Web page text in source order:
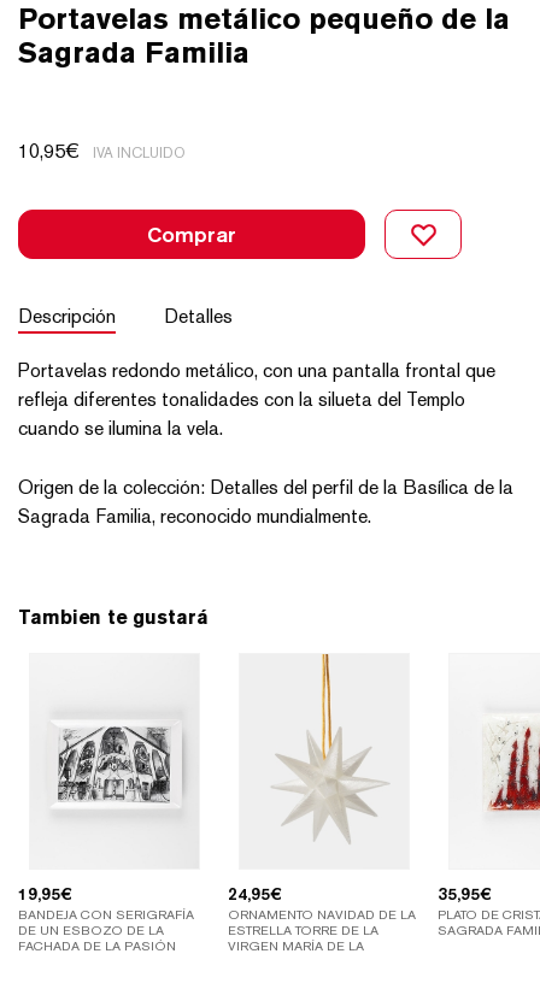
Portavelas metálico pequeño de la
Sagrada Familia
10,95€ IVA INCLUIDO
Comprar
Descripción Detalles
Portavelas redondo metálico, con una pantalla frontal que
refleja diferentes tonalidades con la silueta del Templo
cuando se ilumina la vela.
Origen de la colección: Detalles del perfil de la Basílica de la
Sagrada Familia, reconocido mundialmente.
Tambien te gustará
19,95€
BANDEJA CON SERIGRAFÍA
DE UN ESBOZO DE LA
FACHADA DE LA PASIÓN
24,95€
ORNAMENTO NAVIDAD DE LA
ESTRELLA TORRE DE LA
VIRGEN MARÍA DE LA
35,95€
PLATO DE
SAGRADA